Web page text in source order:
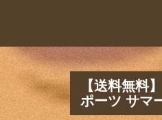
【送料無料
ポーツ サマ